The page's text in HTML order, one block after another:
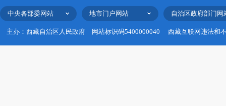
中央各部委网站 地市门户网站 自治区政府部门网
主办：西藏自治区人民政府 网站标识码5400000040 西藏互联网违法和